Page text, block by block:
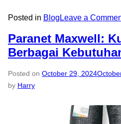
Posted in Blog Leave a
Paranet Maxwell:
Berbagai
Posted on October 29, 2024
by Harry